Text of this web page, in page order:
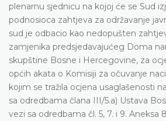
plenarnu sjednicu na kojoj će se Sud
podnosioca zahtjeva za održavanje
sud je odbacio kao nedopušten
zamjenika predsjedavajućeg Doma
skupštine Bosne i Hercegovine, za
općih akata o Komisiji za očuvanje
kojim se tražila ocjena usaglašenosti
sa odredbama člana III/5.a) Ustava
vezi sa odredbama čl. 5, 7. i 9. Aneksa